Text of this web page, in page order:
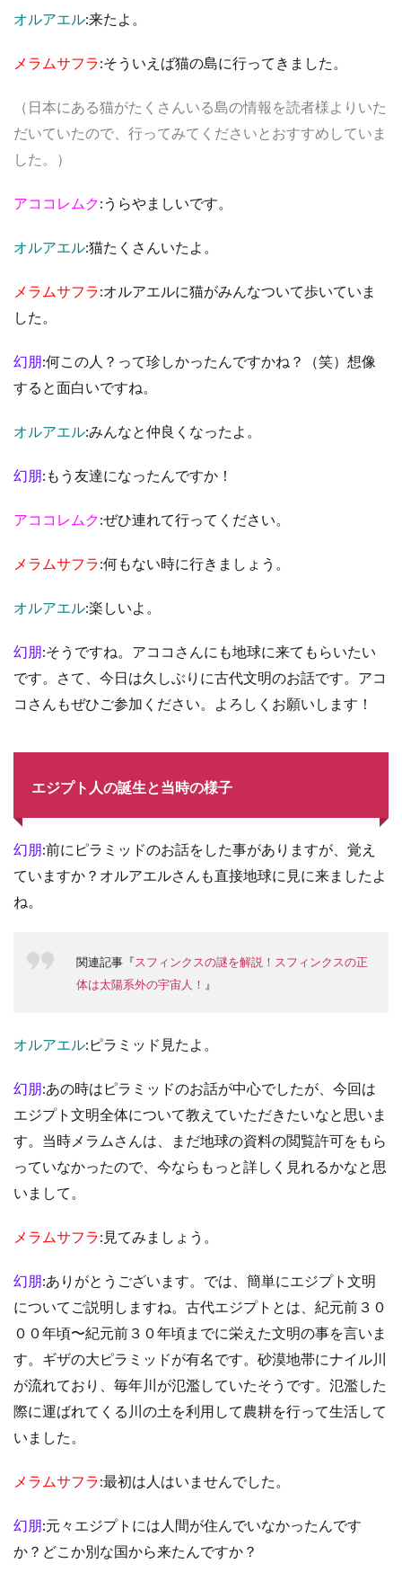
オルアエル:来たよ。
メラムサフラ:そういえば猫の島に行ってきました。
（日本にある猫がたくさんいる島の情報を読者様よりいた
だいていたので、行ってみてくださいとおすすめしていま
した。）
アココレムク:うらやましいです。
オルアエル:猫たくさんいたよ。
メラムサフラ:オルアエルに猫がみんなついて歩いていま
した。
幻朋:何この人？って珍しかったんですかね？（笑）想像
すると面白いですね。
オルアエル:みんなと仲良くなったよ。
幻朋:もう友達になったんですか！
アココレムク:ぜひ連れて行ってください。
メラムサフラ:何もない時に行きましょう。
オルアエル:楽しいよ。
幻朋:そうですね。アココさんにも地球に来てもらいたい
です。さて、今日は久しぶりに古代文明のお話です。アコ
コさんもぜひご参加ください。よろしくお願いします！
エジプト人の誕生と当時の様子
幻朋:前にピラミッドのお話をした事がありますが、覚え
ていますか？オルアエルさんも直接地球に見に来ましたよ
ね。
関連記事『スフィンクスの謎を解説！スフィンクスの正
体は太陽系外の宇宙人！ 』
オルアエル:ピラミッド見たよ。
幻朋:あの時はピラミッドのお話が中心でしたが、今回は
エジプト文明全体について教えていただきたいなと思いま
す。当時メラムさんは、まだ地球の資料の閲覧許可をもら
っていなかったので、今ならもっと詳しく見れるかなと思
いまして。
メラムサフラ:見てみましょう。
幻朋:ありがとうございます。では、簡単にエジプト文明
についてご説明しますね。古代エジプトとは、紀元前３０
００年頃〜紀元前３０年頃までに栄えた文明の事を言いま
す。ギザの大ピラミッドが有名です。砂漠地帯にナイル川
が流れており、毎年川が氾濫していたそうです。氾濫した
際に運ばれてくる川の土を利用して農耕を行って生活して
いました。
メラムサフラ:最初は人はいませんでした。
幻朋:元々エジプトには人間が住んでいなかったんです
か？どこか別な国から来たんですか？